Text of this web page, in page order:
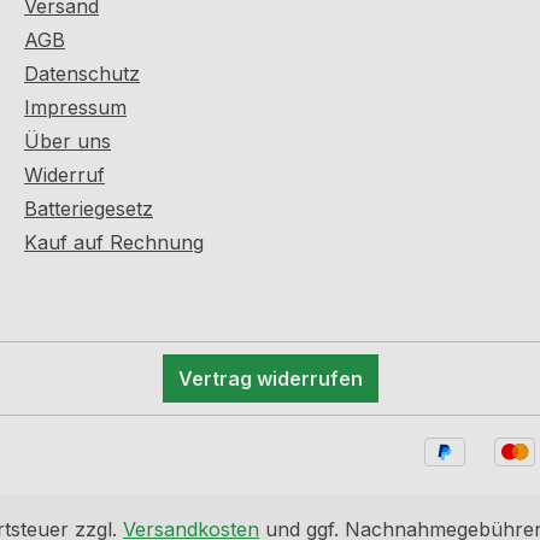
Versand
AGB
Datenschutz
Impressum
Über uns
Widerruf
Batteriegesetz
Kauf auf Rechnung
Vertrag widerrufen
zzgl. Versandkosten und ggf.